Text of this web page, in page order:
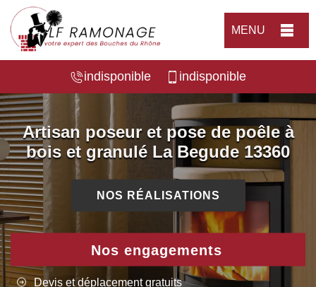
MENU
indisponible indisponible
Artisan poseur et pose de poêle à
bois et granulé La Begude 13360
NOS RÉALISATIONS
Nos engagements
Devis et déplacement gratuits